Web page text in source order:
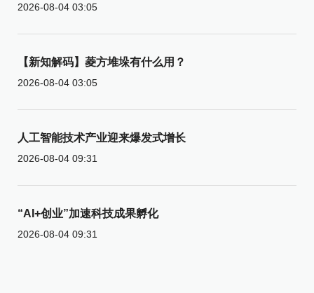
2026-08-04 03:05
【新知解码】菱方堆垛有什么用？
2026-08-04 03:05
人工智能技术产业迎来爆发式增长
2026-08-04 09:31
“AI+创业”加速科技成果孵化
2026-08-04 09:31